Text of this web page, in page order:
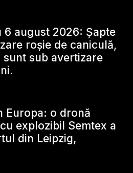
6 august 2026: Șapte
roșie de caniculă,
sunt sub avertizare
Europa: o dronă
explozibil Semtex a
din Leipzig,